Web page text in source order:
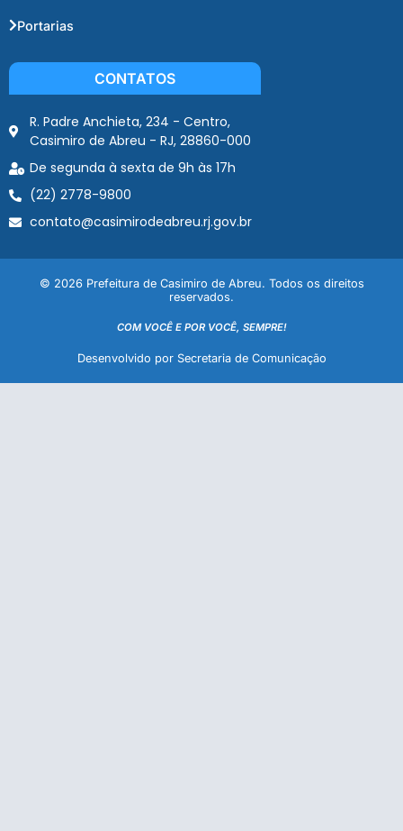
Portarias
CONTATOS
R. Padre Anchieta, 234 - Centro,
Casimiro de Abreu - RJ, 28860-000
De segunda à sexta de 9h às 17h
(22) 2778-9800
contato@casimirodeabreu.rj.gov.br
© 2026 Prefeitura de Casimiro de Abreu. Todos os direitos
reservados.
COM VOCÊ E POR VOCÊ, SEMPRE!
Desenvolvido por Secretaria de Comunicação